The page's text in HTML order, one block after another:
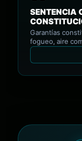
SENTENCIA
Garantías
fogueo, aire